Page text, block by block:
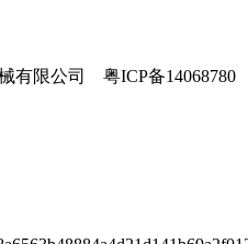
有限公司 粤ICP备14068780